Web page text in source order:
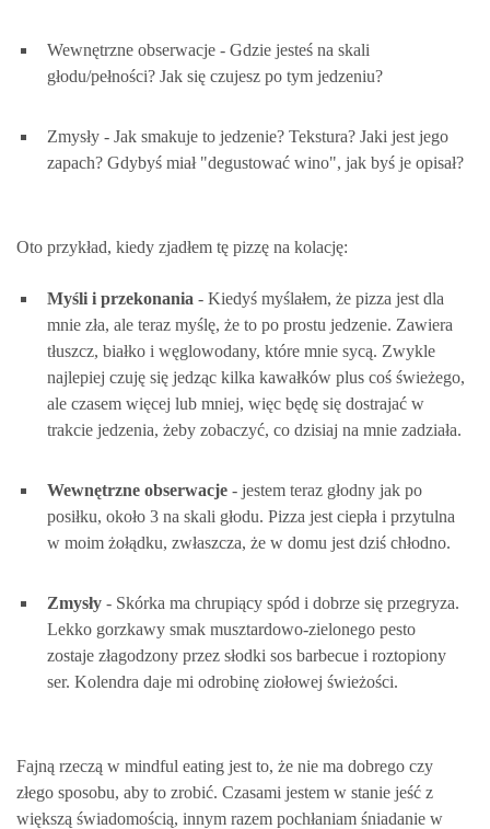
Wewnętrzne obserwacje - Gdzie jesteś na skali
głodu/pełności? Jak się czujesz po tym jedzeniu?
Zmysły - Jak smakuje to jedzenie? Tekstura? Jaki jest jego
zapach? Gdybyś miał "degustować wino", jak byś je opisał?
Oto przykład, kiedy zjadłem tę pizzę na kolację:
Myśli i przekonania - Kiedyś myślałem, że pizza jest dla
mnie zła, ale teraz myślę, że to po prostu jedzenie. Zawiera
tłuszcz, białko i węglowodany, które mnie sycą. Zwykle
najlepiej czuję się jedząc kilka kawałków plus coś świeżego,
ale czasem więcej lub mniej, więc będę się dostrajać w
trakcie jedzenia, żeby zobaczyć, co dzisiaj na mnie zadziała.
Wewnętrzne obserwacje - jestem teraz głodny jak po
posiłku, około 3 na skali głodu. Pizza jest ciepła i przytulna
w moim żołądku, zwłaszcza, że w domu jest dziś chłodno.
Zmysły - Skórka ma chrupiący spód i dobrze się przegryza.
Lekko gorzkawy smak musztardowo-zielonego pesto
zostaje złagodzony przez słodki sos barbecue i roztopiony
ser. Kolendra daje mi odrobinę ziołowej świeżości.
Fajną rzeczą w mindful eating jest to, że nie ma dobrego czy
złego sposobu, aby to zrobić. Czasami jestem w stanie jeść z
większą świadomością, innym razem pochłaniam śniadanie w